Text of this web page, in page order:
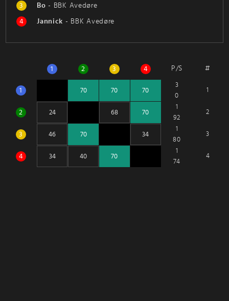
3
Bo- BBK Avedøre
4
Jannick - BBK Avedøre
1 2 3 4 P/S #
1
3
0
1
2
1
92
2
3
1
80
3
4
1
74
4